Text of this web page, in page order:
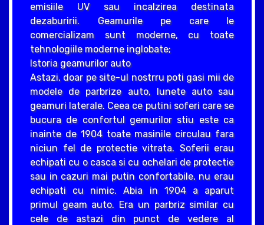
emisiile UV sau incalzirea destinata
dezaburirii. Geamurile pe care le
comercializam sunt moderne, cu toate
tehnologiile moderne inglobate;
Istoria geamurilor auto
Astazi, doar pe site-ul nostrru poti gasi mii de
modele de parbrize auto, lunete auto sau
geamuri laterale. Ceea ce putini soferi care se
bucura de confortul gemurilor stiu este ca
inainte de 1904 toate masinile circulau fara
niciun fel de protectie vitrata. Soferii erau
echipati cu o casca si cu ochelari de protectie
sau in cazuri mai putin confortabile, nu erau
echipati cu nimic. Abia in 1904 a aparut
primul geam auto. Era un parbriz similar cu
cele de astazi din punct de vedere al